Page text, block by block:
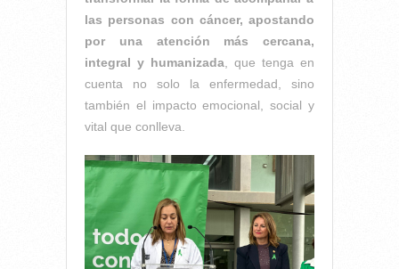
las personas con cáncer, apostando
por una atención más cercana,
integral y humanizada, que tenga en
cuenta no solo la enfermedad, sino
también el impacto emocional, social y
vital que conlleva.